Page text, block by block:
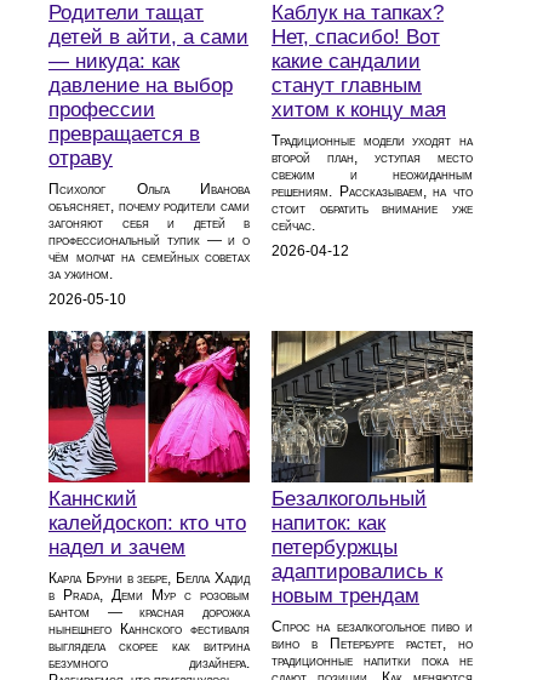
Родители тащат
детей в айти, а сами
— никуда: как
давление на выбор
профессии
превращается в
отраву
Психолог Ольга Иванова
объясняет, почему родители сами
загоняют себя и детей в
профессиональный тупик — и о
чём молчат на семейных советах
за ужином.
2026-05-10
Каблук на тапках?
Нет, спасибо! Вот
какие сандалии
станут главным
хитом к концу мая
Традиционные модели уходят на
второй план, уступая место
свежим и неожиданным
решениям. Рассказываем, на что
стоит обратить внимание уже
сейчас.
2026-04-12
Каннский
калейдоскоп: кто что
надел и зачем
Карла Бруни в зебре, Белла Хадид
в Prada, Деми Мур с розовым
бантом — красная дорожка
нынешнего Каннского фестиваля
выглядела скорее как витрина
безумного дизайнера.
Безалкогольный
напиток: как
петербуржцы
адаптировались к
новым трендам
Спрос на безалкогольное пиво и
вино в Петербурге растет, но
традиционные напитки пока не